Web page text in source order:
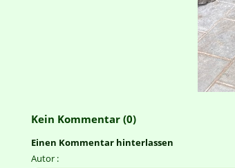
Kein Kommentar (0)
Einen Kommentar hinterlassen
Autor :